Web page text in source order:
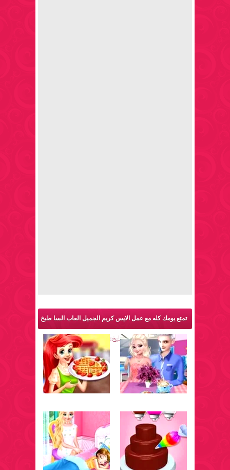
تمتع يومك كله مع عمل الايس كريم الجميل العاب السا طبخ
حقيقي والمزيد من ألعاب طبخ: